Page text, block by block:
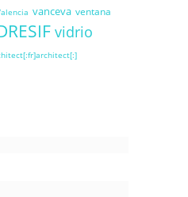
vanceva ventana
vidrio